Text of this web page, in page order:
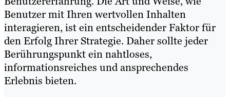
Benutzer mit Ihren wertvollen Inhalten
interagieren, ist ein entscheidender Faktor für
den Erfolg Ihrer Strategie. Daher sollte jeder
Berührungspunkt ein nahtloses,
informationsreiches und ansprechendes
Erlebnis bieten.